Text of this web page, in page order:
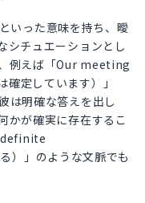
いった意味を持ち、曖
シチュエーションとし
例えば「Our meeting
定しています）」
明確な答えを出し
かが確実に存在するこ
definite
）」のような文脈でも